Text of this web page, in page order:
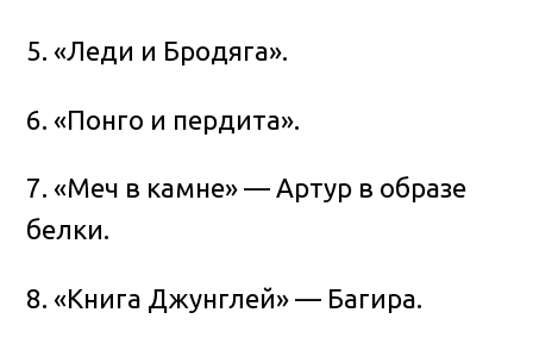
5. «Леди и Бродяга».
6. «Понго и пердита».
7. «Меч в камне» — Артур в образе
белки.
8. «Книга Джунглей» — Багира.